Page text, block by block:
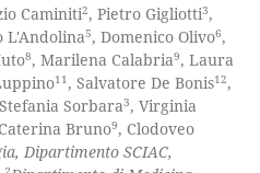
Caminiti2, Pietro Gigliotti3,
L'Andolina5, Domenico Olivo6,
8, Marilena Calabria9, Laura
11 , Salvatore De Bonis12,
Sorbara3, Virginia
Bruno9, Clodoveo
Dipartimento SCIAC,